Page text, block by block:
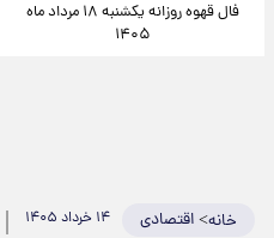
فال قهوه روزانه یکشنبه ۱۸ مرداد ماه
۱۴۰۵
خانه>اقتصادی ۱۴ خرداد ۱۴۰۵